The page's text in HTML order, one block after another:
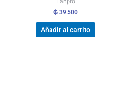
Lanpro
₲ 39.500
Añadir al carrito